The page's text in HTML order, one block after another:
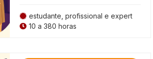
estudante, profissional e expert
10 a 380 horas